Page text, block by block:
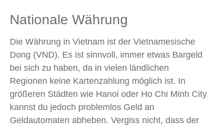
Nationale Währung
Die Währung in Vietnam ist der Vietnamesische
Dong (VND). Es ist sinnvoll, immer etwas Bargeld
bei sich zu haben, da in vielen ländlichen
Regionen keine Kartenzahlung möglich ist. In
größeren Städten wie Hanoi oder Ho Chi Minh City
kannst du jedoch problemlos Geld an
Geldautomaten abheben. Vergiss nicht, dass der